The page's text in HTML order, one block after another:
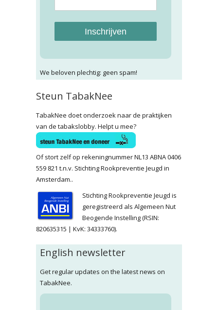
Inschrijven
We beloven plechtig: geen spam!
Steun TabakNee
TabakNee doet onderzoek naar de praktijken
van de tabakslobby. Helpt u mee?
Of stort zelf op rekeningnummer NL13 ABNA 0406
559 821 t.n.v. Stichting Rookpreventie Jeugd in
Amsterdam..
Stichting Rookpreventie Jeugd is
geregistreerd als Algemeen Nut
Beogende Instelling (RSIN:
820635315 | KvK: 34333760).
English newsletter
Get regular updates on the latest news on
TabakNee.